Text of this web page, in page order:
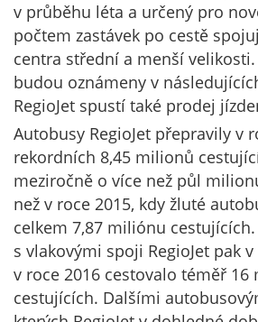
v průběhu léta a určený pro
počtem zastávek po cestě
centra střední a menší
budou oznámeny v
RegioJet spustí také prodej
Autobusy RegioJet přepravily v
rekordních 8,45 milionů
meziročně o více než půl
než v roce 2015, kdy žluté
celkem 7,87 miliónu
s vlakovými spoji RegioJet pak
v roce 2016 cestovalo téměř 16
cestujících. Dalšími